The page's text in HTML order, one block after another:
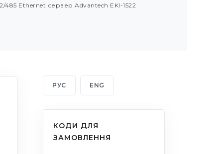
485 Ethernet сервер Advantech EKI-1522
РУС ENG
КОДИ ДЛЯ
ЗАМОВЛЕННЯ